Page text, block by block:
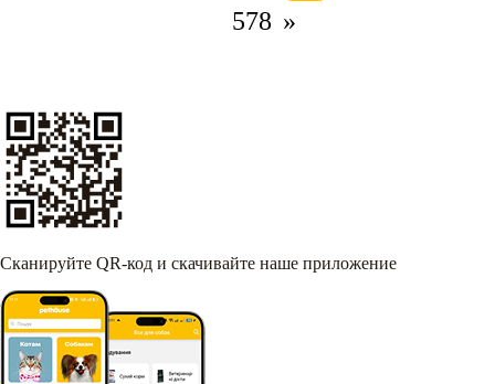
578 »
Сканируйте QR-код и скачивайте наше приложение